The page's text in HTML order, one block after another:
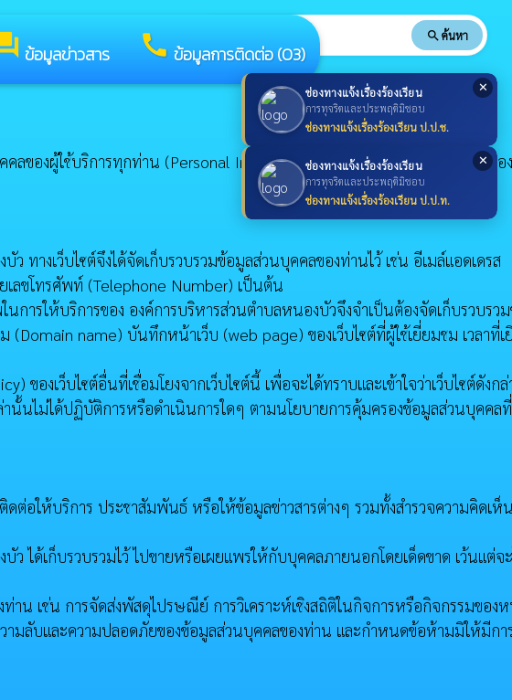
✕
ช่องทางแจ้งเรื่องร้องเรียน
การทุจริตและประพฤติมิชอบ
ช่องทางแจ้งเรื่องร้องเรียน ป.ป.ช.
✕
ช่องทางแจ้งเรื่องร้องเรียน
การทุจริตและประพฤติมิชอบ
ช่องทางแจ้งเรื่องร้องเรียน ป.ป.ท.
ข้อมูลข่าวสาร callข้อมูลการติดต่อ (O3)
search ค้นหา
องผู้ใช้บริการทุกท่าน (Personal Information) ที่ติดต่อเข้ามายังเว็บไซต์ของ อ
ทางเว็บไซต์จึงได้จัดเก็บรวบรวมข้อมูลส่วนบุคคลของท่านไว้ เช่น อีเมล์แอดเดรส
ลขโทรศัพท์ (Telephone Number) เป็นต้น
ารให้บริการของ องค์การบริหารส่วนตำบลหนองบัวจึงจำเป็นต้องจัดเก็บรวบรว
name) บันทึกหน้าเว็บ (web page) ของเว็บไซต์ที่ผู้ใช้เยี่ยมชม เวลาที่เ
งเว็บไซต์อื่นที่เชื่อมโยงจากเว็บไซต์นี้ เพื่อจะได้ทราบและเข้าใจว่าเว็บไซต์ดังกล่
านั้นไม่ได้ปฏิบัติการหรือดำเนินการใดๆ ตามนโยบายการคุ้มครองข้อมูลส่วนบุคคลที่
ต่อให้บริการ ประชาสัมพันธ์ หรือให้ข้อมูลข่าวสารต่างๆ รวมทั้งสำรวจความคิดเห็
ได้เก็บรวบรวมไว้ ไปขายหรือเผยแพร่ให้กับบุคคลภายนอกโดยเด็ดขาด เว้นแต่จ
น เช่น การจัดส่งพัสดุไปรษณีย์ การวิเคราะห์เชิงสถิติในกิจการหรือกิจกรรมของ
ามลับและความปลอดภัยของข้อมูลส่วนบุคคลของท่าน และกำหนดข้อห้ามมิให้มีกา